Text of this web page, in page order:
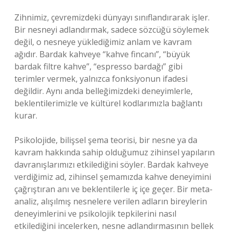
Zihnimiz, çevremizdeki dünyayı sınıflandırarak işler.
Bir nesneyi adlandırmak, sadece sözcüğü söylemek
değil, o nesneye yüklediğimiz anlam ve kavram
ağıdır. Bardak kahveye “kahve fincanı”, “büyük
bardak filtre kahve”, “espresso bardağı” gibi
terimler vermek, yalnızca fonksiyonun ifadesi
değildir. Aynı anda belleğimizdeki deneyimlerle,
beklentilerimizle ve kültürel kodlarımızla bağlantı
kurar.
Psikolojide, bilişsel şema teorisi, bir nesne ya da
kavram hakkında sahip olduğumuz zihinsel yapıların
davranışlarımızı etkilediğini söyler. Bardak kahveye
verdiğimiz ad, zihinsel şemamızda kahve deneyimini
çağrıştıran anı ve beklentilerle iç içe geçer. Bir meta-
analiz, alışılmış nesnelere verilen adların bireylerin
deneyimlerini ve psikolojik tepkilerini nasıl
etkilediğini incelerken, nesne adlandırmasının bellek